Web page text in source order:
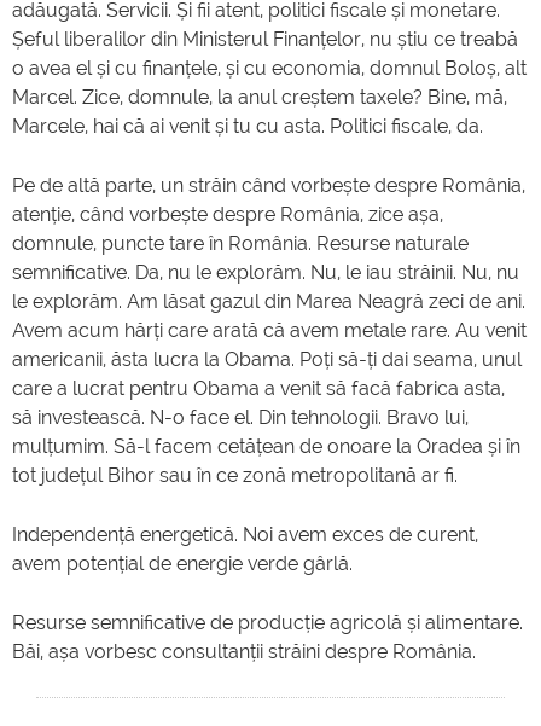
adăugată. Servicii. Și fii atent, politici fiscale și monetare.
Șeful liberalilor din Ministerul Finanțelor, nu știu ce treabă
o avea el și cu finanțele, și cu economia, domnul Boloș, alt
Marcel. Zice, domnule, la anul creștem taxele? Bine, mă,
Marcele, hai că ai venit și tu cu asta. Politici fiscale, da.
Pe de altă parte, un străin când vorbește despre România,
atenție, când vorbește despre România, zice așa,
domnule, puncte tare în România. Resurse naturale
semnificative. Da, nu le explorăm. Nu, le iau străinii. Nu, nu
le explorăm. Am lăsat gazul din Marea Neagră zeci de ani.
Avem acum hărți care arată că avem metale rare. Au venit
americanii, ăsta lucra la Obama. Poți să-ți dai seama, unul
care a lucrat pentru Obama a venit să facă fabrica asta,
să investească. N-o face el. Din tehnologii. Bravo lui,
mulțumim. Să-l facem cetățean de onoare la Oradea și în
tot județul Bihor sau în ce zonă metropolitană ar fi.
Independență energetică. Noi avem exces de curent,
avem potențial de energie verde gârlă.
Resurse semnificative de producție agricolă și alimentare.
Băi, așa vorbesc consultanții străini despre România.